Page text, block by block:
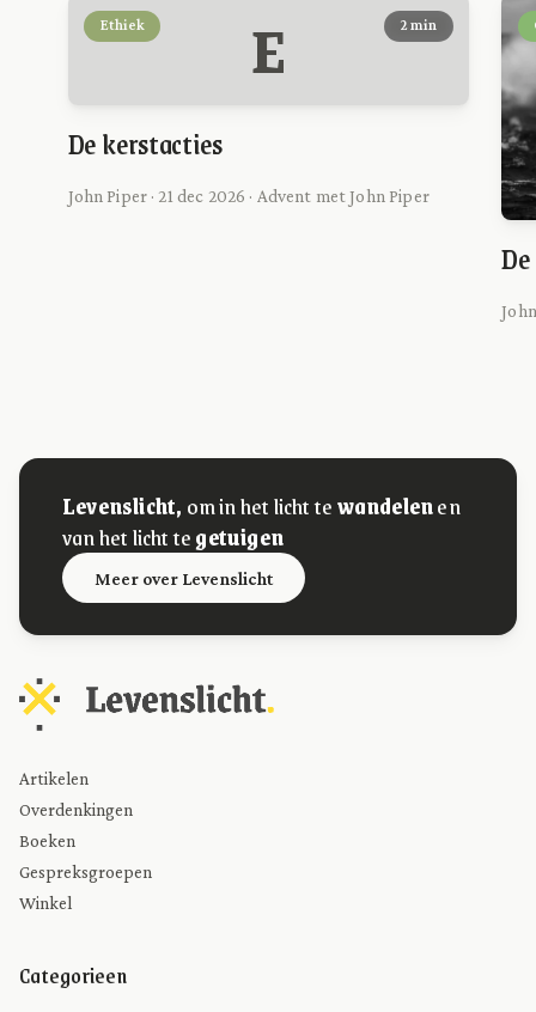
E
Ethiek 2 min
De kerstacties
John Piper · 21 dec 2026 · Advent met John Piper
Levenslicht, om in het licht tewandelenen
van het licht tegetuigen
Meer over Levenslicht
Artikelen
Overdenkingen
Boeken
Gespreksgroepen
Winkel
Categorieen